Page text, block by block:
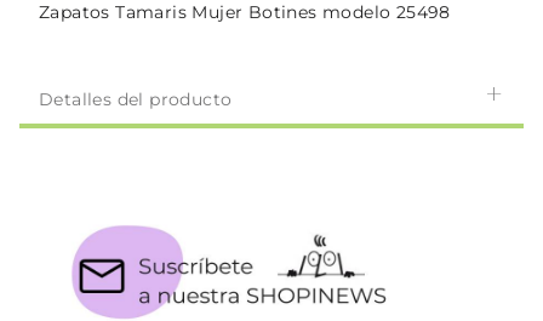
Zapatos Tamaris Mujer Botines modelo 25498
Detalles del producto